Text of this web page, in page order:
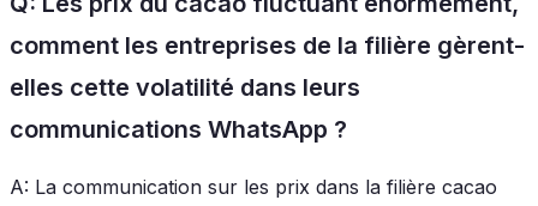
comment les entreprises de la filière gèrent-
elles cette volatilité dans leurs
communications WhatsApp ?
A: La communication sur les prix dans la filière cacao